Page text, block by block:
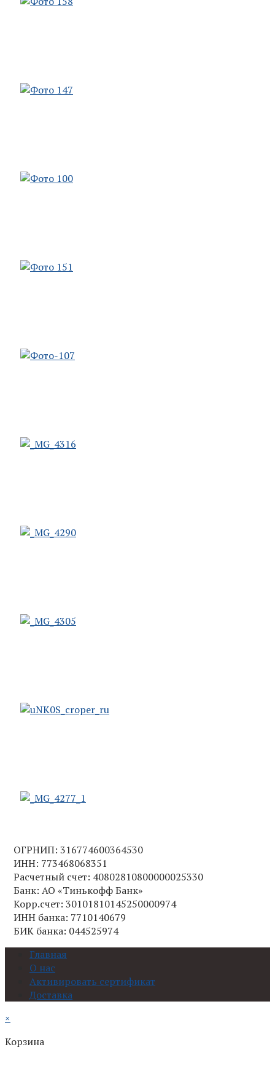
ОГРНИП: 316774600364530
ИНН: 773468068351
Расчетный счет: 40802810800000025330
Банк: АО «Тинькофф Банк»
Корр.счет: 30101810145250000974
ИНН банка: 7710140679
БИК банка: 044525974
Главная
О нас
Активировать сертификат
Доставка
×
Корзина